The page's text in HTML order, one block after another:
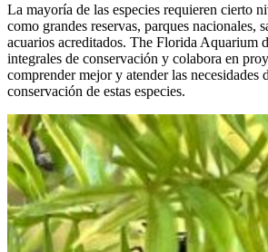
La mayoría de las especies requieren cierto
como grandes reservas, parques nacionales,
acuarios acreditados. The Florida Aquarium
integrales de conservación y colabora en
comprender mejor y atender las necesidades
conservación de estas especies.